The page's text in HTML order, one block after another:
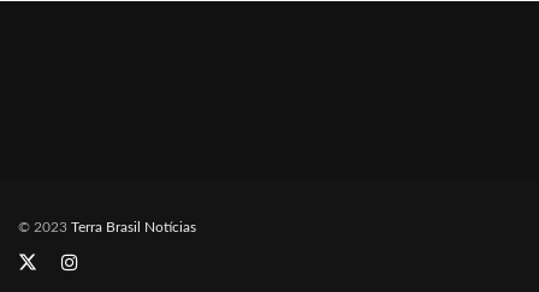
© 2023 Terra Brasil Notícias